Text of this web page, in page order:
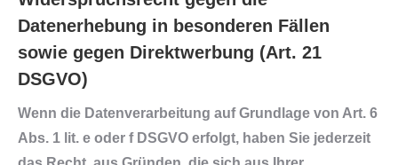
Datenerhebung in besonderen Fällen
sowie gegen Direktwerbung (Art. 21
DSGVO)
Wenn die Datenverarbeitung auf Grundlage von Art. 6
Abs. 1 lit. e oder f DSGVO erfolgt, haben Sie jederzeit